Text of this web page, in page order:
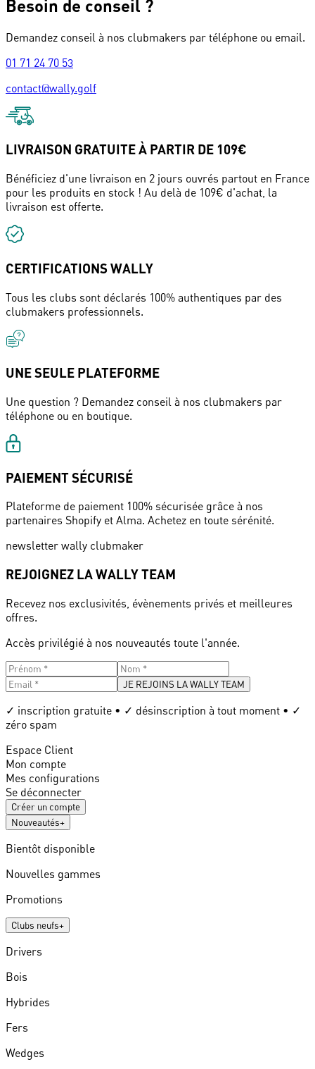
Besoin de conseil ?
Demandez conseil à nos clubmakers par téléphone ou email.
01 71 24 70 53
contact@wally.golf
LIVRAISON GRATUITE À PARTIR DE 109€
Bénéficiez d'une livraison en 2 jours ouvrés partout en France
pour les produits en stock ! Au delà de 109€ d'achat, la
livraison est offerte.
CERTIFICATIONS WALLY
Tous les clubs sont déclarés 100% authentiques par des
clubmakers professionnels.
UNE SEULE PLATEFORME
Une question ? Demandez conseil à nos clubmakers par
téléphone ou en boutique.
PAIEMENT SÉCURISÉ
Plateforme de paiement 100% sécurisée grâce à nos
partenaires Shopify et Alma. Achetez en toute sérénité.
newsletter wally clubmaker
REJOIGNEZ LA WALLY TEAM
Recevez nos exclusivités, évènements privés et meilleures
offres.
Accès privilégié à nos nouveautés toute l'année.
JE REJOINS LA WALLY TEAM
✓ inscription gratuite • ✓ désinscription à tout moment • ✓
zéro spam
Espace Client
Mon compte
Mes configurations
Se déconnecter
Créer un compte
Nouveautés+
Bientôt disponible
Nouvelles gammes
Promotions
Clubs neufs+
Drivers
Bois
Hybrides
Fers
Wedges